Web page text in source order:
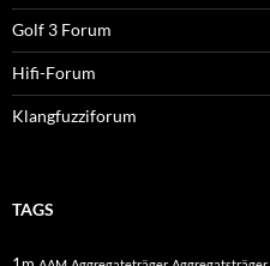
Golf 3 Forum
Hifi-Forum
Klangfuzziforum
TAGS